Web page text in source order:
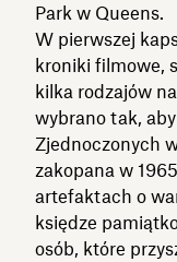
Park w Queens.
W pierwszej
kroniki filmowe,
kilka rodzajów
wybrano tak,
Zjednoczonych
zakopana w
artefaktach o
księdze
osób, które